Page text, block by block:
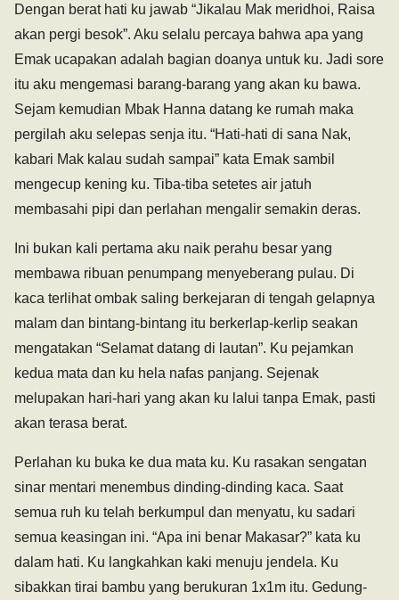
Dengan berat hati ku jawab “Jikalau Mak meridhoi, Raisa
akan pergi besok”. Aku selalu percaya bahwa apa yang
Emak ucapakan adalah bagian doanya untuk ku. Jadi sore
itu aku mengemasi barang-barang yang akan ku bawa.
Sejam kemudian Mbak Hanna datang ke rumah maka
pergilah aku selepas senja itu. “Hati-hati di sana Nak,
kabari Mak kalau sudah sampai” kata Emak sambil
mengecup kening ku. Tiba-tiba setetes air jatuh
membasahi pipi dan perlahan mengalir semakin deras.
Ini bukan kali pertama aku naik perahu besar yang
membawa ribuan penumpang menyeberang pulau. Di
kaca terlihat ombak saling berkejaran di tengah gelapnya
malam dan bintang-bintang itu berkerlap-kerlip seakan
mengatakan “Selamat datang di lautan”. Ku pejamkan
kedua mata dan ku hela nafas panjang. Sejenak
melupakan hari-hari yang akan ku lalui tanpa Emak, pasti
akan terasa berat.
Perlahan ku buka ke dua mata ku. Ku rasakan sengatan
sinar mentari menembus dinding-dinding kaca. Saat
semua ruh ku telah berkumpul dan menyatu, ku sadari
semua keasingan ini. “Apa ini benar Makasar?” kata ku
dalam hati. Ku langkahkan kaki menuju jendela. Ku
sibakkan tirai bambu yang berukuran 1x1m itu. Gedung-